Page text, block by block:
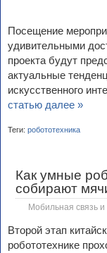
Посещение
удивительными
проекта будут
актуальные
искусственного
статью далее »
Теги: робототехника
Как умные
собирают
Мобильная связь и
Второй этап
робототехнике